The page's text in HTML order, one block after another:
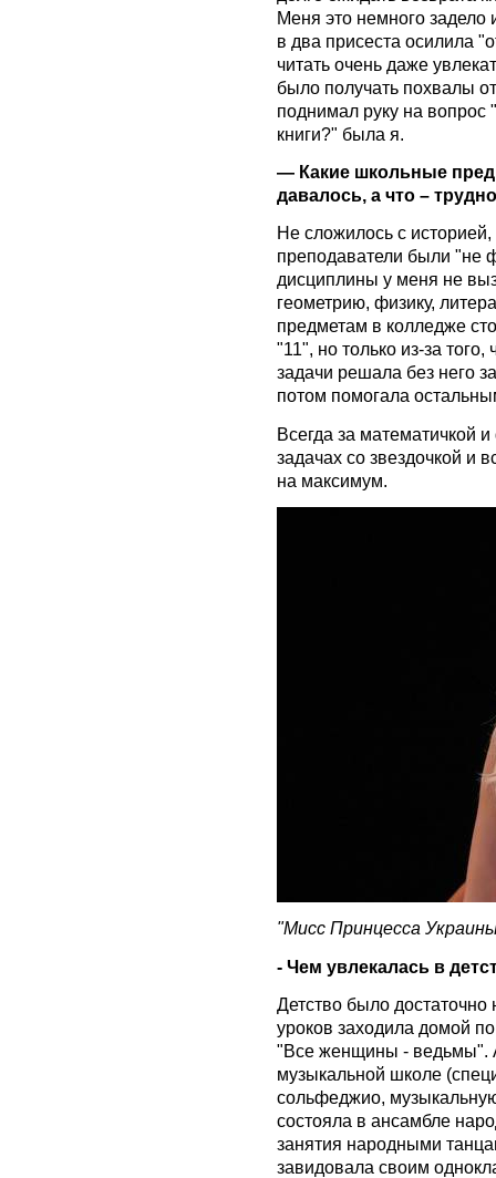
Меня это немного задело
в два присеста осилила
читать очень даже
было получать похвалы
поднимал руку на вопрос
книги?" была я.
— Какие школьные
давалось, а что –
Не сложилось с
преподаватели были "не
дисциплины у меня не
геометрию, физику,
предметам в колледже
"11", но только из-за
задачи решала без него
потом помогала
Всегда за математичкой
задачах со звездочкой и
на максимум.
"Мисс Принцесса
- Чем увлекалась в
Детство было
уроков заходила домой
"Все женщины - ведьмы".
музыкальной школе
сольфеджио,
состояла в ансамбле
занятия народными
завидовала своим